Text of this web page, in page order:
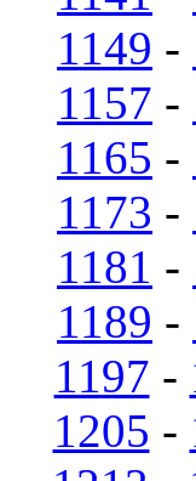
1149 -
1157 -
1165 -
1173 -
1181 -
1189 -
1197 -
1205 -